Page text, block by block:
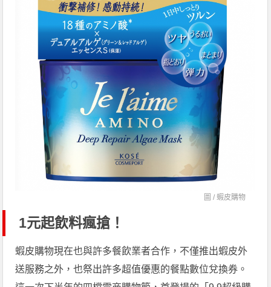
圖 / 蝦皮購物
1元起飲料瘋搶！
蝦皮購物現在也與許多餐飲業者合作，不僅推出蝦皮外
送服務之外，也祭出許多超值優惠的餐點數位兌換券。